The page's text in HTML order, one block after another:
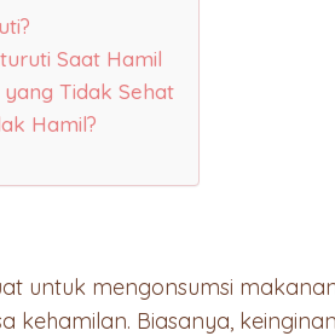
Saat Hamil
Tidak Sehat
Hamil?
untuk mengonsumsi
kehamilan. Biasanya,